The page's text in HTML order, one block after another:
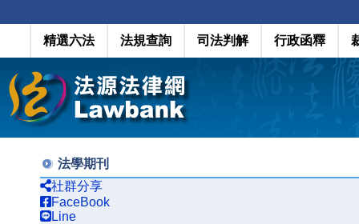
精選六法 法規查詢 司法判解 行政函釋
法學期刊
社群分享
FaceBook
Line